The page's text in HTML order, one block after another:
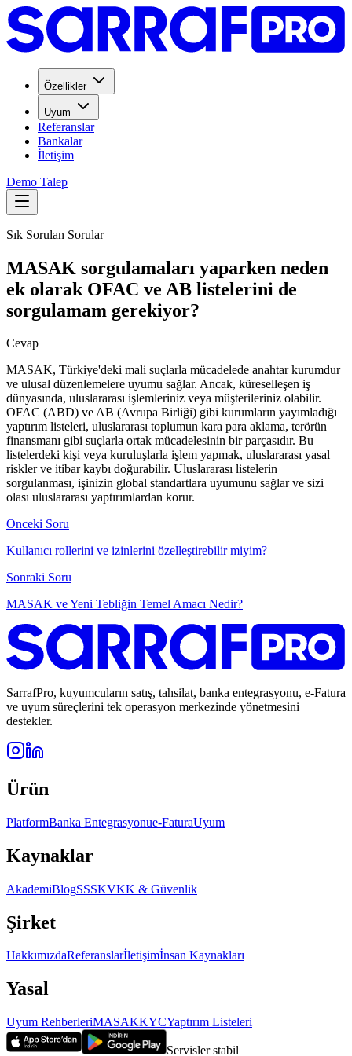
Özellikler
Uyum
Referanslar
Bankalar
İletişim
Demo Talep
Sık Sorulan Sorular
MASAK sorgulamaları yaparken neden
ek olarak OFAC ve AB listelerini de
sorgulamam gerekiyor?
Cevap
MASAK, Türkiye'deki mali suçlarla mücadelede anahtar kurumdur
ve ulusal düzenlemelere uyumu sağlar. Ancak, küreselleşen iş
dünyasında, uluslararası işlemleriniz veya müşterileriniz olabilir.
OFAC (ABD) ve AB (Avrupa Birliği) gibi kurumların yayımladığı
yaptırım listeleri, uluslararası toplumun kara para aklama, terörün
finansmanı gibi suçlarla ortak mücadelesinin bir parçasıdır. Bu
listelerdeki kişi veya kuruluşlarla işlem yapmak, uluslararası yasal
riskler ve itibar kaybı doğurabilir. Uluslararası listelerin
sorgulanması, işinizin global standartlara uyumunu sağlar ve sizi
olası uluslararası yaptırımlardan korur.
Onceki Soru
Kullanıcı rollerini ve izinlerini özelleştirebilir miyim?
Sonraki Soru
MASAK ve Yeni Tebliğin Temel Amacı Nedir?
SarrafPro, kuyumcuların satış, tahsilat, banka entegrasyonu, e-Fatura
ve uyum süreçlerini tek operasyon merkezinde yönetmesini
destekler.
Ürün
PlatformBanka Entegrasyonue-FaturaUyum
Kaynaklar
AkademiBlogSSSKVKK & Güvenlik
Şirket
HakkımızdaReferanslarİletişimİnsan Kaynakları
Yasal
Uyum RehberleriMASAKKYCYaptırım Listeleri
Servisler stabil